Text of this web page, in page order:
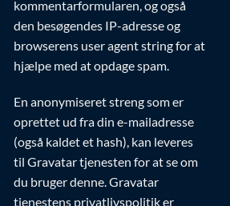
kommentarformularen, og også
den besøgendes IP-adresse og
browserens user agent string for at
hjælpe med at opdage spam.
En anonymiseret streng som er
oprettet ud fra din e-mailadresse
(også kaldet et hash), kan leveres
til Gravatar tjenesten for at se om
du bruger denne. Gravatar
tjenestens privatlivspolitik er